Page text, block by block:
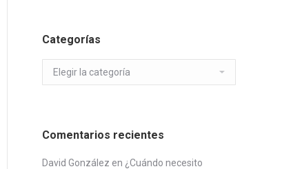
Categorías
Categorías
Comentarios recientes
David González en ¿Cuándo necesito